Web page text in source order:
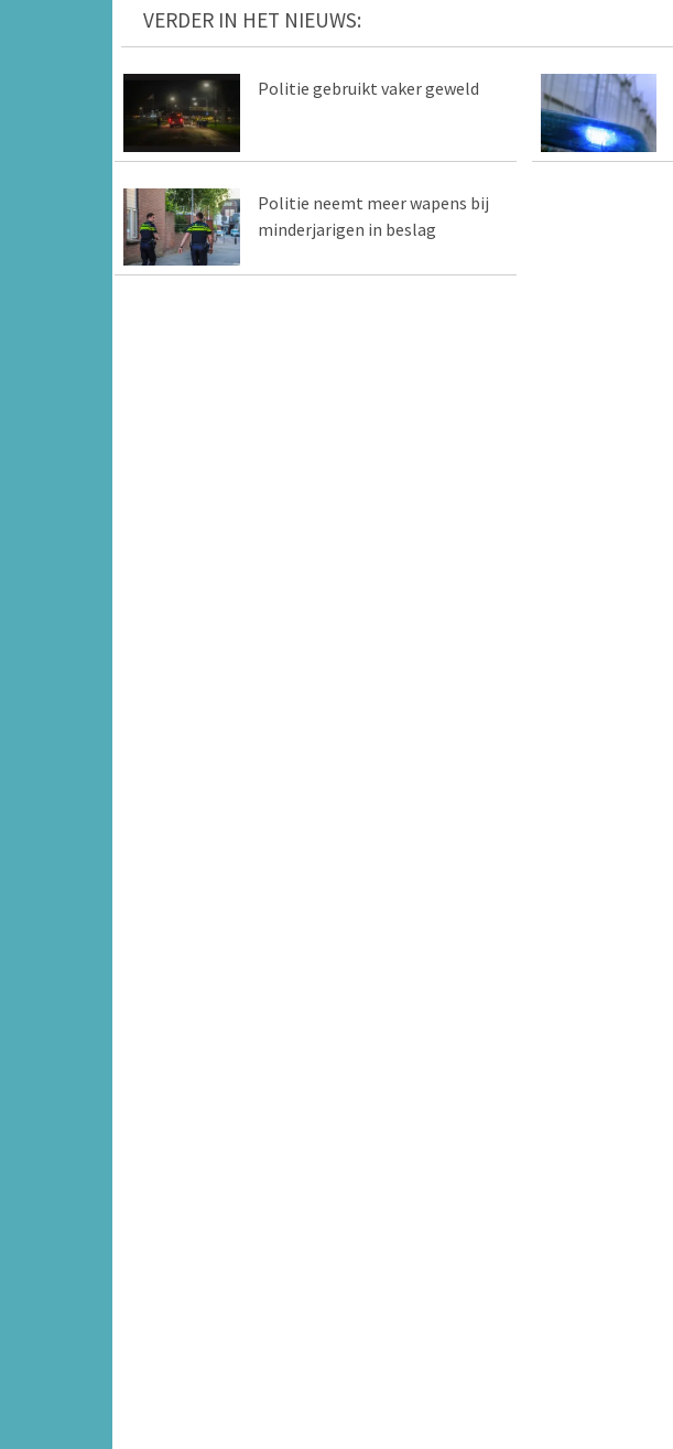
VERDER IN HET NIEUWS:
Politie gebruikt vaker geweld
Politie neemt meer wapens bij
minderjarigen in beslag